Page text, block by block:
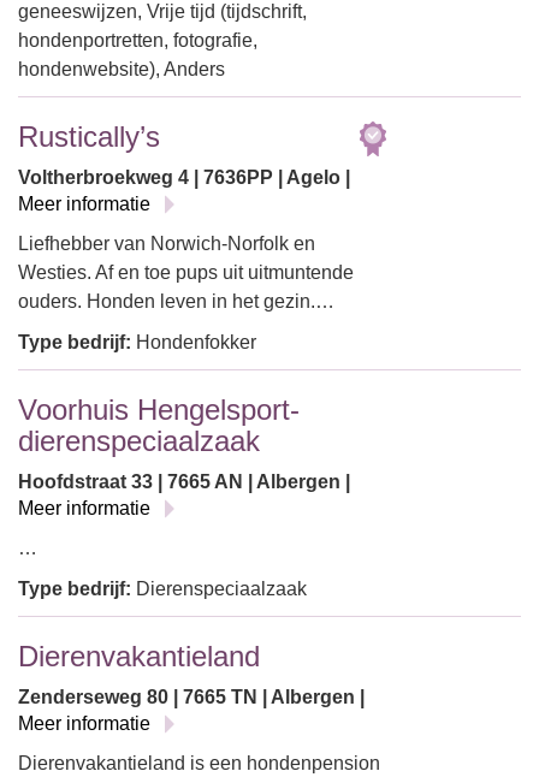
geneeswijzen, Vrije tijd (tijdschrift,
hondenportretten, fotografie,
hondenwebsite), Anders
Rustically’s
Voltherbroekweg 4 | 7636PP | Agelo |
Meer informatie
Liefhebber van Norwich-Norfolk en
Westies. Af en toe pups uit uitmuntende
ouders. Honden leven in het gezin.…
Type bedrijf: Hondenfokker
Voorhuis Hengelsport-
dierenspeciaalzaak
Hoofdstraat 33 | 7665 AN | Albergen |
Meer informatie
…
Type bedrijf: Dierenspeciaalzaak
Dierenvakantieland
Zenderseweg 80 | 7665 TN | Albergen |
Meer informatie
Dierenvakantieland is een hondenpension